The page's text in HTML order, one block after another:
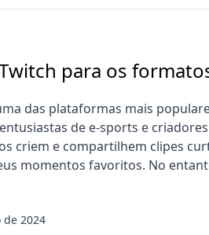
para os
das plataformas mais
de e-sports e
criem e compartilhem clipes
momentos favoritos. No
2024